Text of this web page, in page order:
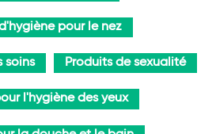
pour le nez
soins Produits de sexualité
l'hygiène des yeux